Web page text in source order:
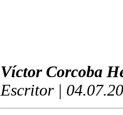
Víctor Corcoba
Escritor |